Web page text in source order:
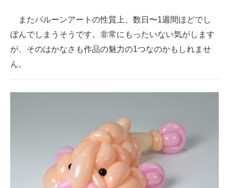
またバルーンアートの性質上、数日〜1週間ほどでし
ぼんでしまうそうです。非常にもったいない気がします
が、そのはかなさも作品の魅力の1つなのかもしれませ
ん。